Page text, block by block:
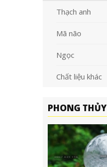
Thạch anh
Mã não
Ngọc
Chất liệu khác
PHONG THỦY